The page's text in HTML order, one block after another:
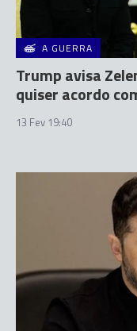
A GUERRA
Trump avisa
quiser acordo
13 Fev 19:40